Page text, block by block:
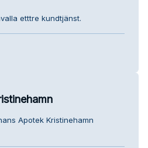
etttre kundtjänst.
Apotek Kristinehamn